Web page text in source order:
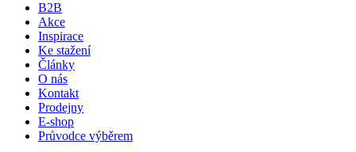
B2B
Akce
Inspirace
Ke stažení
Články
O nás
Kontakt
Prodejny
E-shop
Průvodce výběrem